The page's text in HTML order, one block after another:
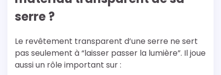
serre ?
Le revêtement transparent d’une serre ne sert
pas seulement à “laisser passer la lumière”. Il joue
aussi un rôle important sur :